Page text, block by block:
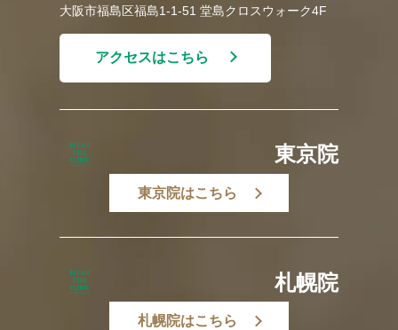
大阪市福島区福島1-1-51 堂島クロスウォーク4F
アクセスはこちら
東京院
東京院はこちら
札幌院
札幌院はこちら